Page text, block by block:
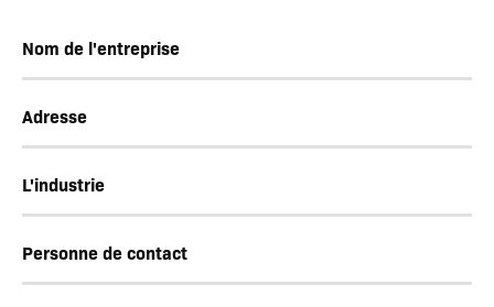
Nom de l'entreprise
Adresse
L'industrie
Personne de contact